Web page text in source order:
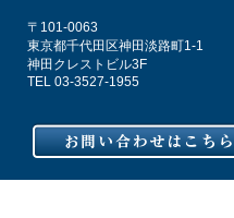
〒101-0063
東京都千代田区神田淡路町1-1
神田クレストビル3F
TEL 03-3527-1955